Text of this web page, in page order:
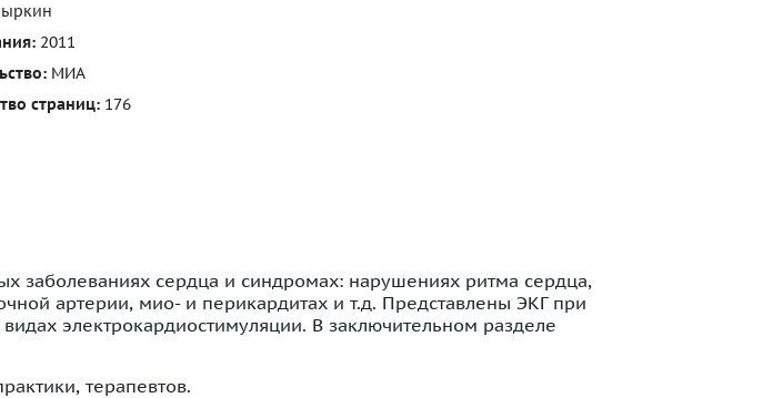
2011
МИА
страниц:176
заболеваниях сердца и синдромах: нарушениях ритма сердца,
артерии, мио- и перикардитах и т.д. Представлены ЭКГ при
электрокардиостимуляции. В заключительном разделе
терапевтов.